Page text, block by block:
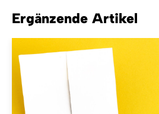
Ergänzende Artikel